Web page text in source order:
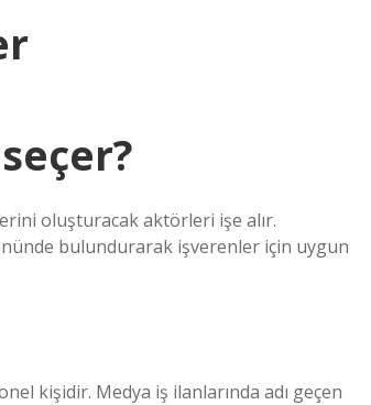
oluşturacak aktörleri işe alır.
bulundurarak işverenler için uygun
kişidir. Medya iş ilanlarında adı geçen